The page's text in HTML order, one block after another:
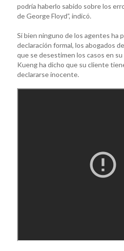
podría haberlo sabido sobre los
de George Floyd”, indicó.
Si bien ninguno de los agentes ha
declaración formal, los abogados
que se desestimen los casos en
Kueng ha dicho que su cliente
declararse inocente.